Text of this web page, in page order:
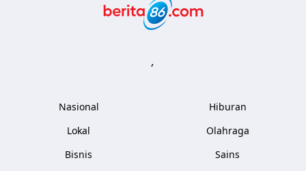
,
Nasional
Lokal
Bisnis
Hiburan
Olahraga
Sains